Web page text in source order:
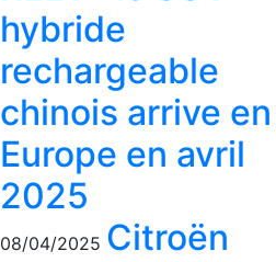
hybride
rechargeable
chinois arrive en
Europe en avril
2025
08/04/2025 Citroën